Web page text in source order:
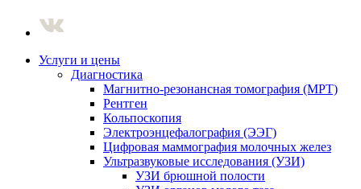
Услуги и цены
Диагностика
Магнитно-резонансная томография (МРТ)
Рентген
Кольпоскопия
Электроэнцефалография (ЭЭГ)
Цифровая маммография молочных желез
Ультразвуковые исследования (УЗИ)
УЗИ брюшной полости